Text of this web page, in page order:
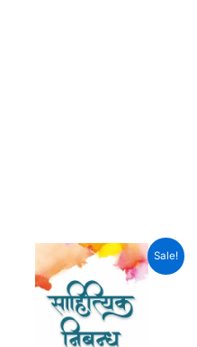
Sale!
Original
price
was:
₹999.00.
Current
price
₹695.00.